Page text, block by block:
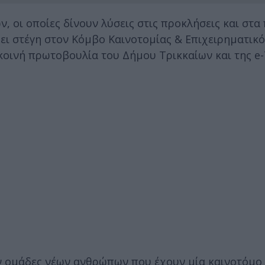
οι οποίες δίνουν λύσεις στις προκλήσεις και
στέγη στον Κόμβο Καινοτομίας &
πρωτοβουλία του Δήμου Τρικκαίων και της
νέων ανθρώπων που έχουν μία καινοτόμο